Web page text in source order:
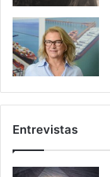
Entrevistas